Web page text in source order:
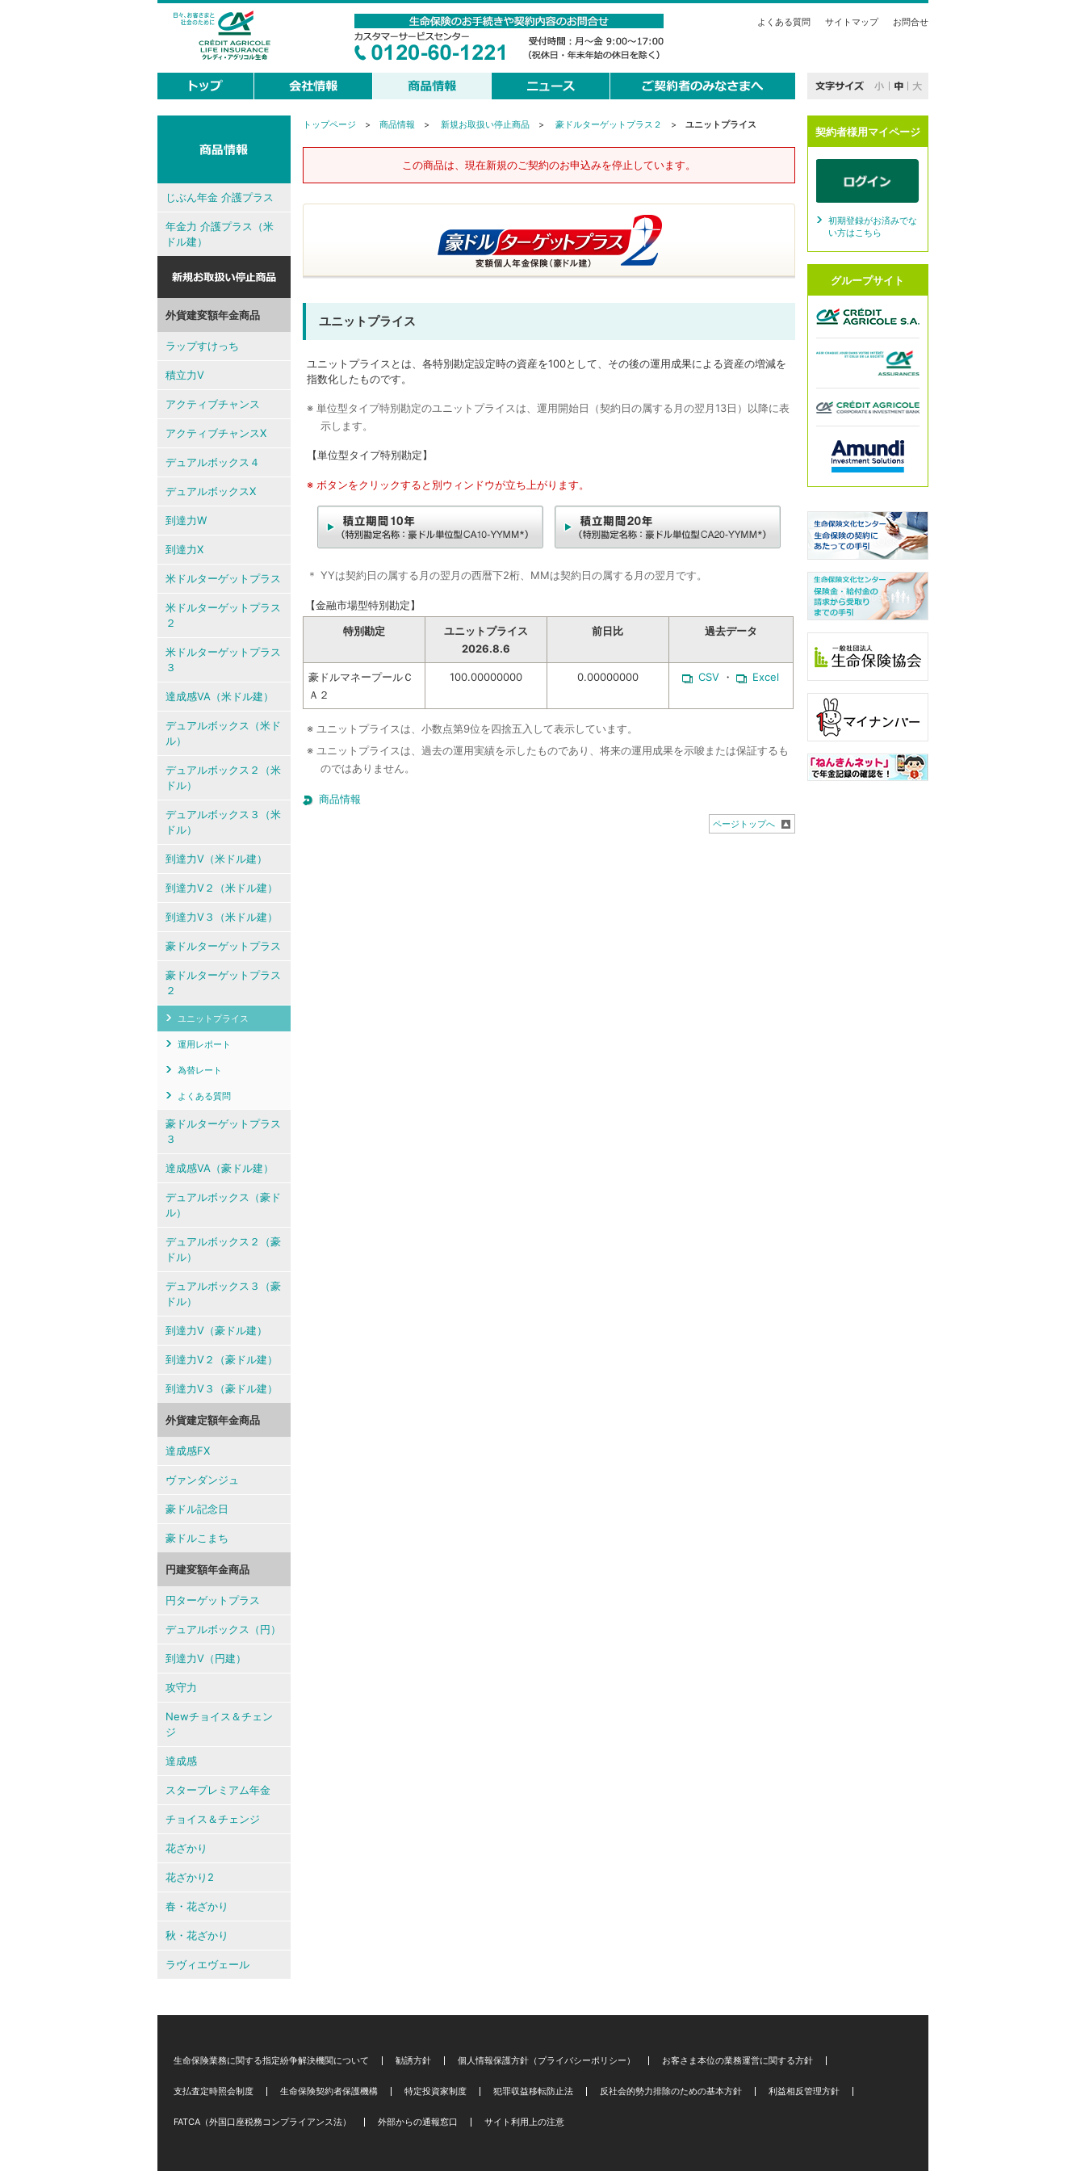
よくある質問 サイトマップ お問合せ
現
トップページ > 商品情報 > 新規お取扱い停止商品> 豪ドルターゲットプラス２ > ユニットプライス
この商品は、現在新規のご契約のお申込みを停止しています。
ユニットプライス
ユニットプライスとは、各特別勘定設定時の資産を100として、その後の運用成果による資産の増減を
指数化したものです。
※ 単位型タイプ特別勘定のユニットプライスは、運用開始日（契約日の属する月の翌月13日）以降に表
示します。
【単位型タイプ特別勘定】
※ ボタンをクリックすると別ウィンドウが立ち上がります。
＊ YYは契約日の属する月の翌月の西暦下2桁、MMは契約日の属する月の翌月です。
【金融市場型特別勘定】
特別勘定
ユニットプライス
2026.8.6
前日比 過去データ
豪ドルマネープールＣ
Ａ２
100.00000000 0.00000000 CSV ・ Excel
※ ユニットプライスは、小数点第9位を四捨五入して表示しています。
※ ユニットプライスは、過去の運用実績を示したものであり、将来の運用成果を示唆または保証するも
のではありません。
商品情報
ページトップへ
じぶん年金 介護プラス
年金力 介護プラス（米
ドル建）
外貨建変額年金商品
ラップすけっち
積立力V
アクティブチャンス
アクティブチャンスX
デュアルボックス４
デュアルボックスX
到達力W
到達力X
米ドルターゲットプラス
米ドルターゲットプラス
２
米ドルターゲットプラス
３
達成感VA（米ドル建）
デュアルボックス（米ド
ル）
デュアルボックス２（米
ドル）
デュアルボックス３（米
ドル）
到達力V（米ドル建）
到達力V２（米ドル建）
到達力V３（米ドル建）
豪ドルターゲットプラス
豪ドルターゲットプラス
２
ユニットプライス
運用レポート
為替レート
よくある質問
豪ドルターゲットプラス
３
達成感VA（豪ドル建）
デュアルボックス（豪ド
ル）
デュアルボックス２（豪
ドル）
デュアルボックス３（豪
ドル）
到達力V（豪ドル建）
到達力V２（豪ドル建）
到達力V３（豪ドル建）
外貨建定額年金商品
達成感FX
ヴァンダンジュ
豪ドル記念日
豪ドルこまち
円建変額年金商品
円ターゲットプラス
デュアルボックス（円）
到達力V（円建）
攻守力
Newチョイス＆チェン
ジ
達成感
スタープレミアム年金
チョイス＆チェンジ
花ざかり
花ざかり2
春・花ざかり
秋・花ざかり
ラヴィエヴェール
契約者様用マイページ
初期登録がお済みでな
い方はこちら
グループサイト
生命保険業務に関する指定紛争解決機関について 勧誘方針 個人情報保護方針（プライバシーポリシー） お客さま本位の業務運営に関する方針
支払査定時照会制度 生命保険契約者保護機構 特定投資家制度 犯罪収益移転防止法 反社会的勢力排除のための基本方針 利益相反管理方針
FATCA（外国口座税務コンプライアンス法） 外部からの通報窓口 サイト利用上の注意